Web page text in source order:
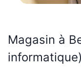
Magasin à
informatique)